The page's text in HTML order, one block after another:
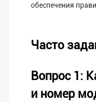
обеспечения
Часто
Вопрос 1:
и номер